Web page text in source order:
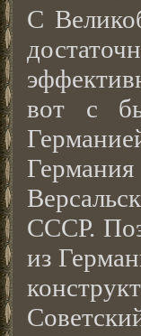
С
вот с
СССР.
из